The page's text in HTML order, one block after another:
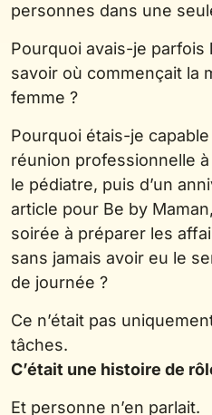
personnes dans une
Pourquoi avais-je parfois
savoir où commençait la
femme ?
Pourquoi étais-je
réunion professionnelle
le pédiatre, puis d’un
article pour Be by
soirée à préparer les
sans jamais avoir eu le
de journée ?
Ce n’était pas
tâches.
C’était une histoire de
Et personne n’en parlait.